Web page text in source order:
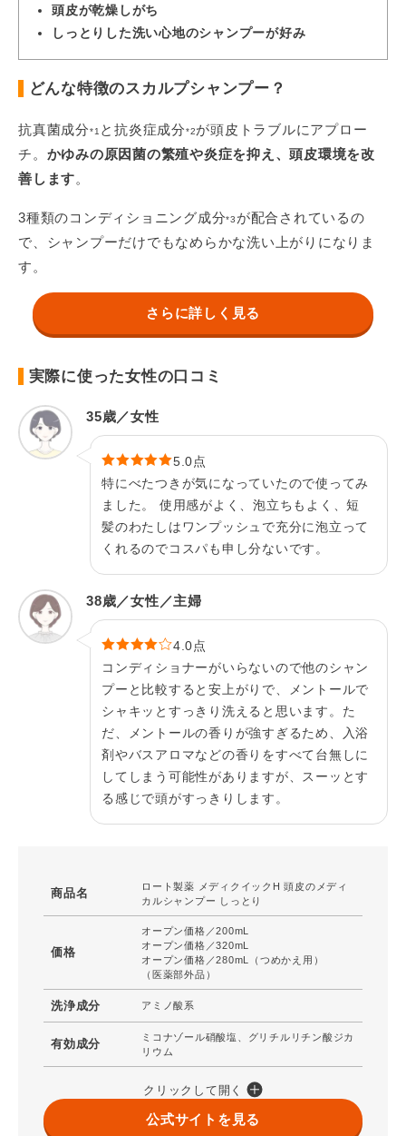
頭皮が乾燥しがち
しっとりした洗い心地のシャンプーが好み
どんな特徴のスカルプシャンプー？
抗真菌成分*1 と抗炎症成分*2が頭皮トラブルにアプロー
チ。 かゆみの原因菌の繁殖や炎症を抑え、頭皮環境を改
善します。
3種類のコンディショニング成分*3 が配合されているの
で、シャンプーだけでもなめらかな洗い上がりになりま
す。
さらに詳しく見る
実際に使った女性の口コミ
35歳／女性
5.0点
特にべたつきが気になっていたので使ってみ
ました。 使用感がよく、泡立ちもよく、短
髪のわたしはワンプッシュで充分に泡立って
くれるのでコスパも申し分ないです。
38歳／女性／主婦
4.0点
コンディショナーがいらないので他のシャン
プーと比較すると安上がりで、メントールで
シャキッとすっきり洗えると思います。た
だ、メントールの香りが強すぎるため、入浴
剤やバスアロマなどの香りをすべて台無しに
してしまう可能性がありますが、スーッとす
る感じで頭がすっきりします。
商品名
ロート製薬 メディクイックH 頭皮のメディ
カルシャンプー しっとり
価格
オープン価格／200mL
オープン価格／320mL
オープン価格／280mL（つめかえ用）
（医薬部外品）
洗浄成分 アミノ酸系
有効成分
ミコナゾール硝酸塩、グリチルリチン酸ジカ
リウム
クリックして開く
公式サイトを見る